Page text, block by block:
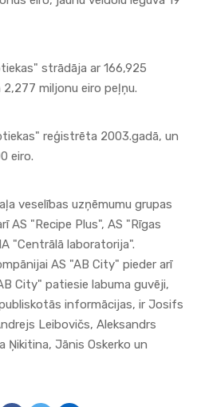
" strādāja ar 166,925
miljonu eiro peļņu.
" reģistrēta 2003.gadā, un
eiro.
veselības uzņēmumu grupas
AS "Recipe Plus", AS "Rīgas
"Centrālā laboratorija".
AS "AB City" pieder arī
City" patiesie labuma guvēji,
informācijas, ir Josifs
Leibovičs, Aleksandrs
Ņikitina, Jānis Oskerko un